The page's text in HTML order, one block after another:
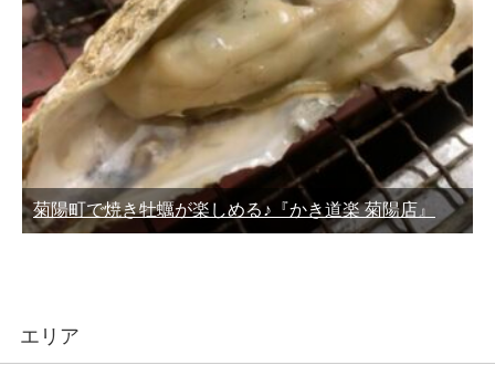
菊陽町で焼き牡蠣が楽しめる♪『かき道楽 菊陽店』
エリア